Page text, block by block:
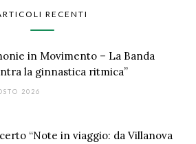
RECENTI
in Movimento – La Banda
la ginnastica ritmica”
2026
“Note in viaggio: da Villanova